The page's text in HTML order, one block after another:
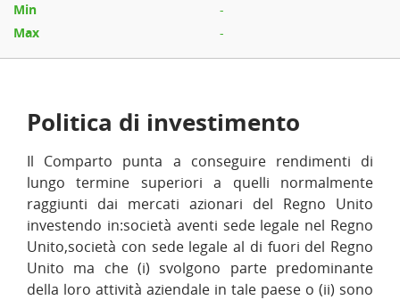
-
-
Politica di investimento
Il Comparto punta a conseguire rendimenti di
lungo termine superiori a quelli normalmente
raggiunti dai mercati azionari del Regno Unito
investendo in:società aventi sede legale nel Regno
Unito,società con sede legale al di fuori del Regno
Unito ma che (i) svolgono parte predominante
della loro attività aziendale in tale paese o (ii) sono